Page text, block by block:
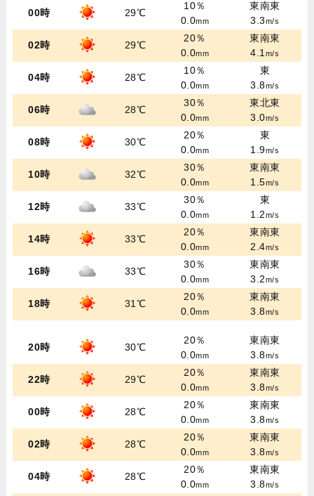
00時 29℃
10％
0.0mm
東南東
3.3m/s
02時 29℃
20％
0.0mm
東南東
4.1m/s
04時 28℃
10％
0.0mm
東
3.8m/s
06時 28℃
30％
0.0mm
東北東
3.0m/s
08時 30℃
20％
0.0mm
東
1.9m/s
10時 32℃
30％
0.0mm
東南東
1.5m/s
12時 33℃
30％
0.0mm
東
1.2m/s
14時 33℃
20％
0.0mm
東南東
2.4m/s
16時 33℃
30％
0.0mm
東南東
3.2m/s
18時 31℃
20％
0.0mm
東南東
3.8m/s
20時 30℃
20％
0.0mm
東南東
3.8m/s
22時 29℃
20％
0.0mm
東南東
3.8m/s
00時 28℃
20％
0.0mm
東南東
3.8m/s
02時 28℃
20％
0.0mm
東南東
3.8m/s
04時 28℃
20％
0.0mm
東南東
3.8m/s